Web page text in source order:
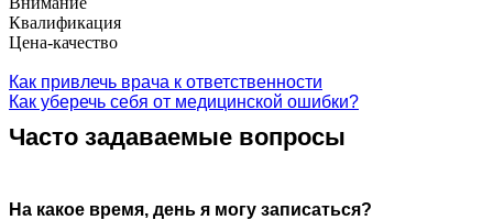
Квалификация
Цена-качество
Как привлечь врача к ответственности
Как уберечь себя от медицинской ошибки?
Часто задаваемые вопросы
На какое время, день я могу записаться?